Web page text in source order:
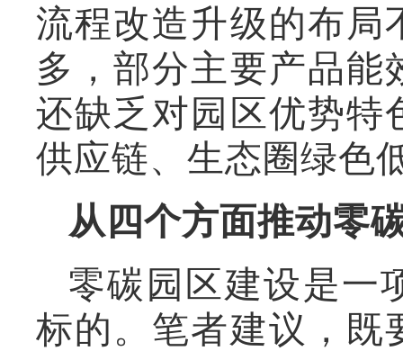
流程改造升级的布局
多，部分主要产品能
还缺乏对园区优势特
供应链、生态圈绿色
从四个方面推动零
零碳园区建设是一
标的。笔者建议，既